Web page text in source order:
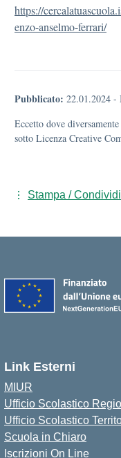
https://
enzo-anselmo-ferrari/
Pubblicato: 22.01.2024 -
Eccetto dove
sotto Licenza Creative
Stampa / Condividi
Link Esterni
MIUR
Ufficio Scolastico
Ufficio Scolastico
Scuola in Chiaro
Iscrizioni On Line